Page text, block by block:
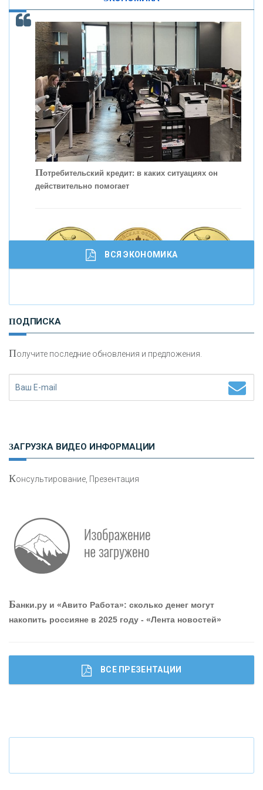
Скорость - один из главных трендов в
кредитовании бизнеса - «Интервью»
Работа мечты. Что банки делают для того, чтобы
привлечь и удержать персонал - «Интервью»
Потребительский кредит: в каких ситуациях он
действительно помогает
И
сохранения и увеличения капитала
Что будет с наличными деньгами при цифровом
ВСЯ ЭКОНОМИКА
ПОДПИСКА
Получите последние обновления и предложения.
ЗАГРУЗКА ВИДЕО ИНФОРМАЦИИ
Консультирование, Презентация
Банки.ру и «Авито Работа»: сколько денег могут
накопить россияне в 2025 году - «Лента новостей»
ВСЕ ПРЕЗЕНТАЦИИ